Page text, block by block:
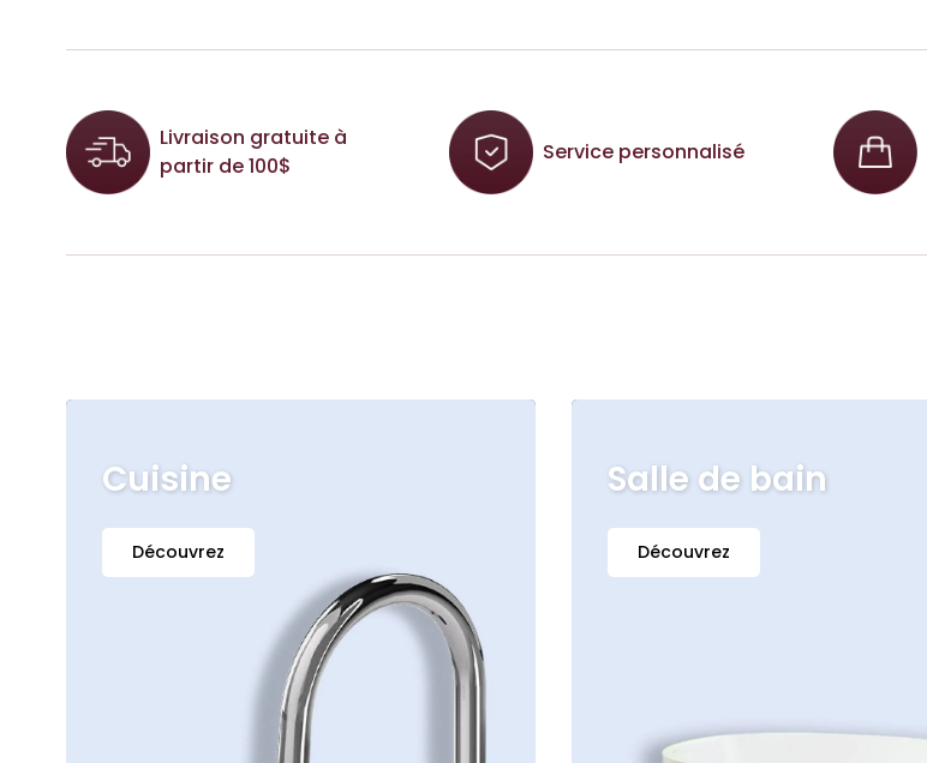
Livraison gratuite à
partir de 100$
Service personnalisé
Cuisine
Découvrez
Salle de bain
Découvrez